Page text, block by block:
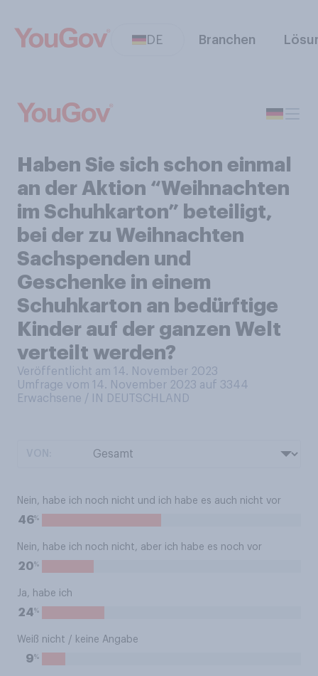
DE Branchen
Haben Sie sich schon einmal
an der Aktion “Weihnachten
im Schuhkarton” beteiligt,
bei der zu Weihnachten
Sachspenden und
Geschenke in einem
Schuhkarton an bedürftige
Kinder auf der ganzen Welt
verteilt werden?
Veröffentlicht am 14. November 2023
Umfrage vom 14. November 2023 auf 3344
Erwachsene / IN DEUTSCHLAND
Nein, habe ich noch nicht und ich habe es auch nicht vor
46%
Nein, habe ich noch nicht, aber ich habe es noch vor
20%
Ja, habe ich
24%
Weiß nicht / keine Angabe
9%